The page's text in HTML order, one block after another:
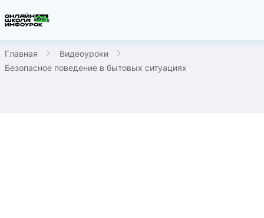
Главная
Видеоуроки
Безопасное поведение в бытовых ситуациях